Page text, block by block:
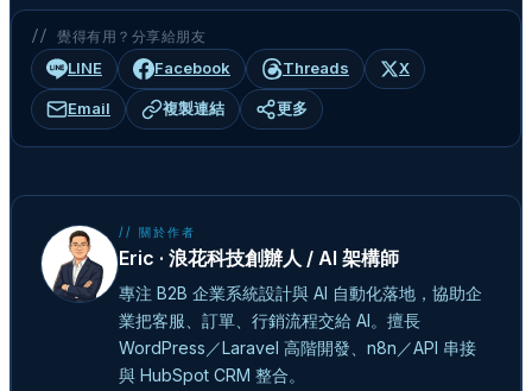
// 覺得有用？分享給朋友
LINE Facebook Threads X
Email 複製連結 更多
// 關於作者
Eric · 浪花科技創辦人 / AI 架構師
專注 B2B 企業系統設計與 AI 自動化落地，協助企
業把客服、訂單、行銷流程交給 AI。擅長
WordPress／Laravel 高階開發、n8n／API 串接
與 HubSpot CRM 整合。